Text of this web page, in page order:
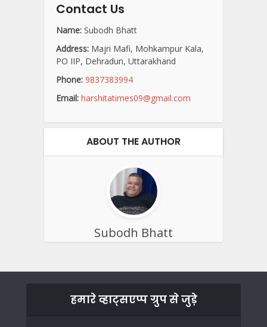
Contact Us
Name: Subodh Bhatt
Address: Majri Mafi, Mohkampur Kala,
PO IIP, Dehradun, Uttarakhand
Phone: 9837383994
Email: harshitatimes09@gmail.com
ABOUT THE AUTHOR
Subodh Bhatt
हमारे व्हाट्सएप्प ग्रुप से जुड़े